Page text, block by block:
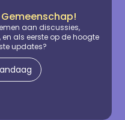
aan discussies,
als eerste op de hoogte
updates?